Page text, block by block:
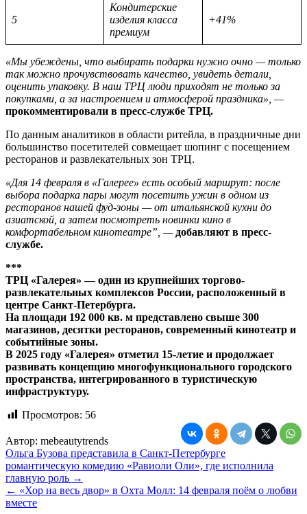
5
Кондитерские
изделия класса
премиум
+41%
«Мы убеждены, что выбирать подарки нужно очно — только
так можно прочувствовать качество, увидеть детали,
оценить упаковку. В наш ТРЦ люди приходят не только за
покупками, а за настроением и атмосферой праздника», —
прокомментировали в пресс-службе ТРЦ.
По данным аналитиков в области ритейла, в праздничные дни
большинство посетителей совмещает шопинг с посещением
ресторанов и развлекательных зон ТРЦ.
«Для 14 февраля в «Галерее» есть особый маршрут: после
выбора подарка пары могут посетить ужин в одном из
ресторанов нашей фуд-зоны — от итальянской кухни до
азиатской, а затем посмотреть новинки кино в
комфортабельном кинотеатре”, — добавляют в пресс-
службе.
***
ТРЦ «Галерея» — один из крупнейших торгово-
развлекательных комплексов России, расположенный в
центре Санкт-Петербурга.
На площади 192 000 кв. м представлено свыше 300
магазинов, десятки ресторанов, современный кинотеатр и
событийные зоны.
В 2025 году «Галерея» отметил 15-летие и продолжает
развивать концепцию многофункционального городского
пространства, интегрированного в туристическую
инфраструктуру.
Просмотров: 56
Автор: mebeautytrends
Навигация
по
записям
Ольга Бузова представила в Санкт-Петербурге
романтическую комедию «Равиоли Оли», где исполнила
главную роль →
← «Хор на весь двор» в Охта Молл: 14 февраля поём о любви
вместе